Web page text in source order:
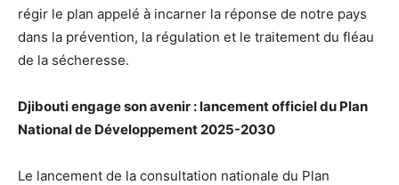
régir le plan appelé à incarner la réponse de notre pays
dans la prévention, la régulation et le traitement du fléau
de la sécheresse.
Djibouti engage son avenir : lancement officiel du Plan
National de Développement 2025-2030
Le lancement de la consultation nationale du Plan